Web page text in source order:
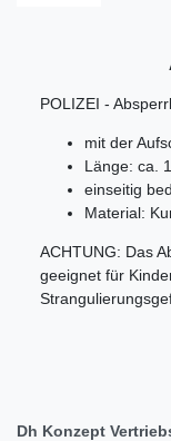
POLIZEI -
mit der
Länge: ca.
einseitig
Material:
ACHTUNG: Das
geeignet für
Dh Konzept